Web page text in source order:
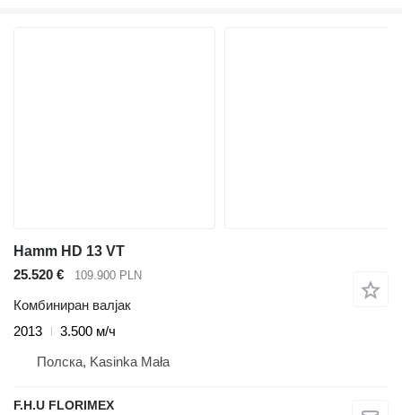
Hamm HD 13 VT
25.520 €
109.900 PLN
Комбиниран валјак
2013
3.500 м/ч
Полска, Kasinka Mała
F.H.U FLORIMEX